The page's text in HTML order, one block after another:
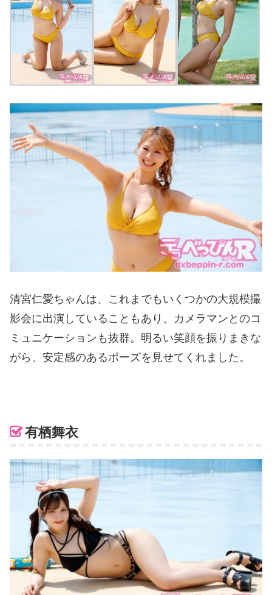
清宮仁愛ちゃんは、これまでもいくつかの大規模撮
影会に出演していることもあり、カメラマンとのコ
ミュニケーションも抜群。明るい笑顔を振りまきな
がら、安定感のあるポーズを見せてくれました。
有栖舞衣